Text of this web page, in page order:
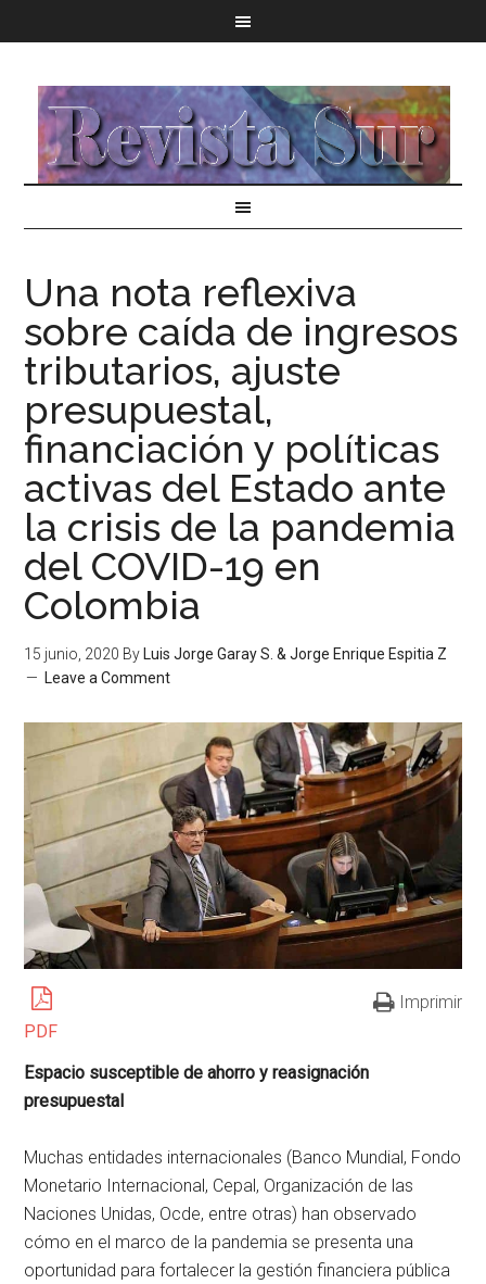
Una nota reflexiva
sobre caída de ingresos
tributarios, ajuste
presupuestal,
financiación y políticas
activas del Estado ante
la crisis de la pandemia
del COVID-19 en
Colombia
15 junio, 2020 By Luis Jorge Garay S. & Jorge Enrique Espitia Z
Leave a Comment
PDF
Imprimir
Espacio susceptible de ahorro y reasignación
presupuestal
Muchas entidades internacionales (Banco Mundial, Fondo
Monetario Internacional, Cepal, Organización de las
Naciones Unidas, Ocde, entre otras) han observado
cómo en el marco de la pandemia se presenta una
oportunidad para fortalecer la gestión financiera pública